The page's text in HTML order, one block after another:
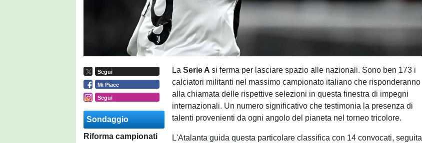
Segui
Mi Piace
Segui
Sondaggio
Riforma campionati
LaSerie Asi ferma per lasciare spazio alle nazionali. Sono ben 173 i
calciatori militanti nel massimo campionato italiano che risponderanno
alla chiamata delle rispettive selezioni in questa finestra di impegni
internazionali. Un numero significativo che testimonia la presenza di
talenti provenienti da ogni angolo del pianeta nel torneo tricolore.
L'Atalanta guida questa particolare classifica con 14 convocati, seguita